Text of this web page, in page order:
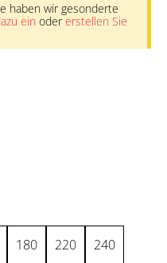
haben wir gesonderte
ein odererstellen Sie
180 220 240